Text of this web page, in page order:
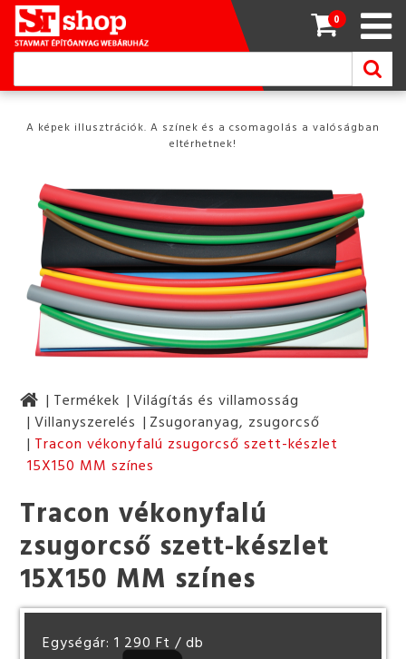
0
A képek illusztrációk. A színek és a csomagolás a valóságban
eltérhetnek!
Termékek
Világítás és villamosság
Villanyszerelés
Zsugoranyag, zsugorcső
Tracon vékonyfalú zsugorcső szett-készlet
15X150 MM színes
Tracon vékonyfalú
zsugorcső szett-készlet
15X150 MM színes
Egységár: 1 290 Ft / db